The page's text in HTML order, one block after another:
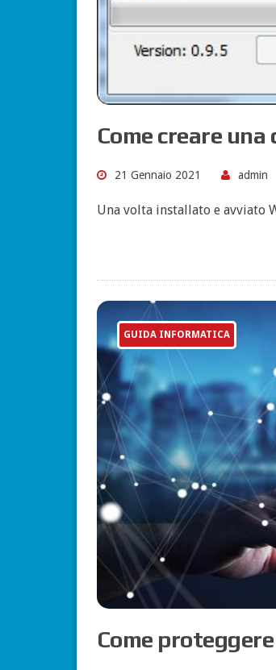
Come creare
21 Gennaio 2021 admin
Una volta installato e avviato
GUIDA INFORMATICA
Come